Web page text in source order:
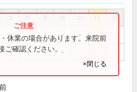
祝
● ● ●
● ● ●
休業の場合があります。来院前
ご確認ください。
×閉じる